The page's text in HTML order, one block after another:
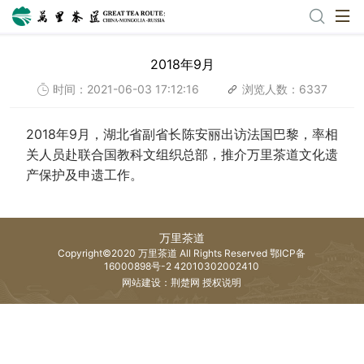
2018年9月
时间：2021-06-03 17:12:16 浏览人数：6337
2018年9月，湖北省副省长陈安丽出访法国巴黎，率相
关人员赴联合国教科文组织总部，推介万里茶道文化遗
产保护及申遗工作。
万里茶道
Copyright©2020 万里茶道 All Rights Reserved鄂ICP备
16000898号-2 42010302002410
网站建设：荆楚网 授权说明